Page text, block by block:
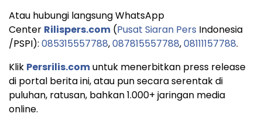
Atau hubungi langsung WhatsApp
Center Rilispers.com (Pusat Siaran Pers Indonesia
/PSPI): 085315557788,087815557788,08111157788.
Klik Persrilis.comuntuk menerbitkan press release
di portal berita ini, atau pun secara serentak di
puluhan, ratusan, bahkan 1.000+ jaringan media
online.